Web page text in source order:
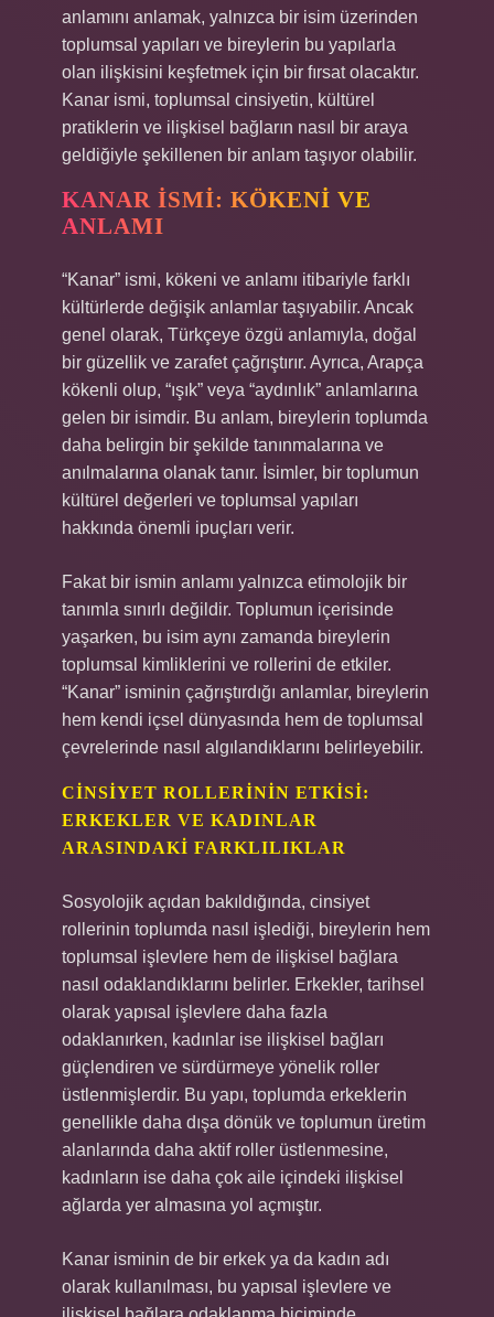
anlamını anlamak, yalnızca bir isim üzerinden
toplumsal yapıları ve bireylerin bu yapılarla
olan ilişkisini keşfetmek için bir fırsat olacaktır.
Kanar ismi, toplumsal cinsiyetin, kültürel
pratiklerin ve ilişkisel bağların nasıl bir araya
geldiğiyle şekillenen bir anlam taşıyor olabilir.
KANAR İSMI: KÖKENI VE
ANLAMI
“Kanar” ismi, kökeni ve anlamı itibariyle farklı
kültürlerde değişik anlamlar taşıyabilir. Ancak
genel olarak, Türkçeye özgü anlamıyla, doğal
bir güzellik ve zarafet çağrıştırır. Ayrıca, Arapça
kökenli olup, “ışık” veya “aydınlık” anlamlarına
gelen bir isimdir. Bu anlam, bireylerin toplumda
daha belirgin bir şekilde tanınmalarına ve
anılmalarına olanak tanır. İsimler, bir toplumun
kültürel değerleri ve toplumsal yapıları
hakkında önemli ipuçları verir.
Fakat bir ismin anlamı yalnızca etimolojik bir
tanımla sınırlı değildir. Toplumun içerisinde
yaşarken, bu isim aynı zamanda bireylerin
toplumsal kimliklerini ve rollerini de etkiler.
“Kanar” isminin çağrıştırdığı anlamlar, bireylerin
hem kendi içsel dünyasında hem de toplumsal
çevrelerinde nasıl algılandıklarını belirleyebilir.
CINSIYET ROLLERININ ETKISI:
ERKEKLER VE KADINLAR
ARASINDAKI FARKLILIKLAR
Sosyolojik açıdan bakıldığında, cinsiyet
rollerinin toplumda nasıl işlediği, bireylerin hem
toplumsal işlevlere hem de ilişkisel bağlara
nasıl odaklandıklarını belirler. Erkekler, tarihsel
olarak yapısal işlevlere daha fazla
odaklanırken, kadınlar ise ilişkisel bağları
güçlendiren ve sürdürmeye yönelik roller
üstlenmişlerdir. Bu yapı, toplumda erkeklerin
genellikle daha dışa dönük ve toplumun üretim
alanlarında daha aktif roller üstlenmesine,
kadınların ise daha çok aile içindeki ilişkisel
ağlarda yer almasına yol açmıştır.
Kanar isminin de bir erkek ya da kadın adı
olarak kullanılması, bu yapısal işlevlere ve